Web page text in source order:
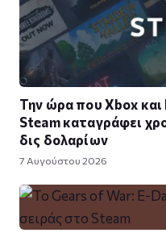
Την ώρα που Xbox
Steam καταγράφει
δις δολαρίων
7 Αυγούστου 2026